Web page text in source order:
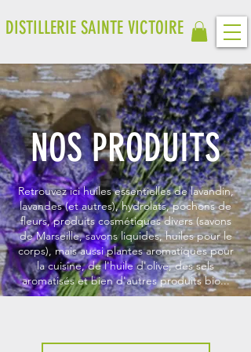
DISTILLERIE SAINTE VICTOIRE
NOS PRODUITS
Retrouvez ici huiles essentielles de lavandin,
lavandes (et autres), hydrolats, pochons de
fleurs, produits cosmétiques divers (savons
de Marseille, savons liquides, huiles pour le
corps), mais aussi plantes aromatiques pour
la cuisine, de l'huile d'olive, des sels
aromatisés et bien d'autres produits bio...